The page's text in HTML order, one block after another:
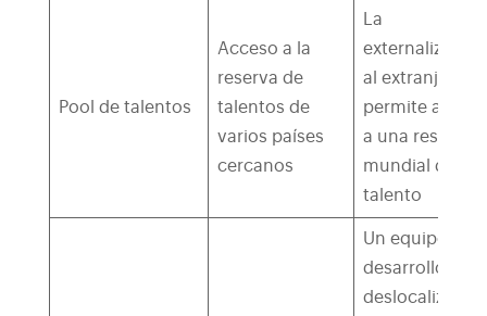
Pool de talentos
Acceso a la
reserva de
talentos de
varios países
cercanos
La
externalización
al extranjero le
permite
a una reserva
mundial de
talento
Un equipo de
desarrollo
deslocalizado